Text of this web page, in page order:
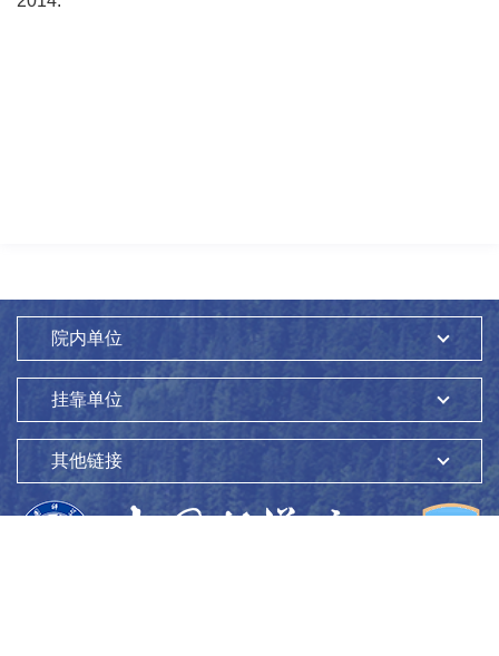
院内单位
挂靠单位
其他链接